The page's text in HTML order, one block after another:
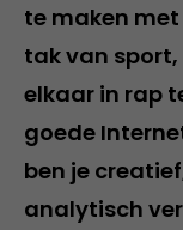
te maken
tak van
elkaar in rap
goede
ben je
analytisch